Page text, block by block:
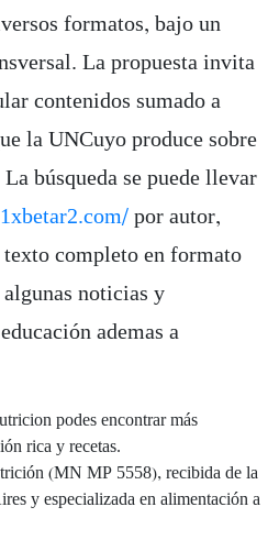
formatos, bajo un
La propuesta invita
contenidos sumado a
la UNCuyo produce sobre
búsqueda se puede llevar
por autor,
completo en formato
noticias y
ademas a
podes encontrar más
rica y recetas.
(MN MP 5558), recibida de la
y especializada en alimentación a